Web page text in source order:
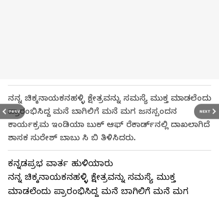
PREV NEXT
ನನ್ನ ಚಿಕ್ಕನಾಯಕನಹಳ್ಳಿ ಕ್ಷೇತ್ರವನ್ನು ಸಮಸ್ಯೆ ಮುಕ್ತ ಮಾಡಲೆಂದು
ಪ್ರಾರಂಭಿಸಿದ್ದ ಮನೆ ಬಾಗಿಲಿಗೆ ಮನೆ ಮಗ ಜನಸ್ಪಂದನ
ಕಾರ್ಯಕ್ರಮ ಇಂಡಿಯಾ ಬುಕ್ ಆಫ್ ರೆಕಾರ್ಡ್‌ನಲ್ಲಿ ದಾಖಲಾಗಿದೆ
ಶಾಸಕ ಸುರೇಶ್ ಬಾಬು ಸಿ ಬಿ ತಿಳಿಸಿದರು.
ಕನ್ನಡಪ್ರಭ ವಾರ್ತ ಹುಳಿಯಾರು
ನನ್ನ ಚಿಕ್ಕನಾಯಕನಹಳ್ಳಿ ಕ್ಷೇತ್ರವನ್ನು ಸಮಸ್ಯೆ ಮುಕ್ತ
ಮಾಡಲೆಂದು ಪ್ರಾರಂಭಿಸಿದ್ದ ಮನೆ ಬಾಗಿಲಿಗೆ ಮನೆ ಮಗ